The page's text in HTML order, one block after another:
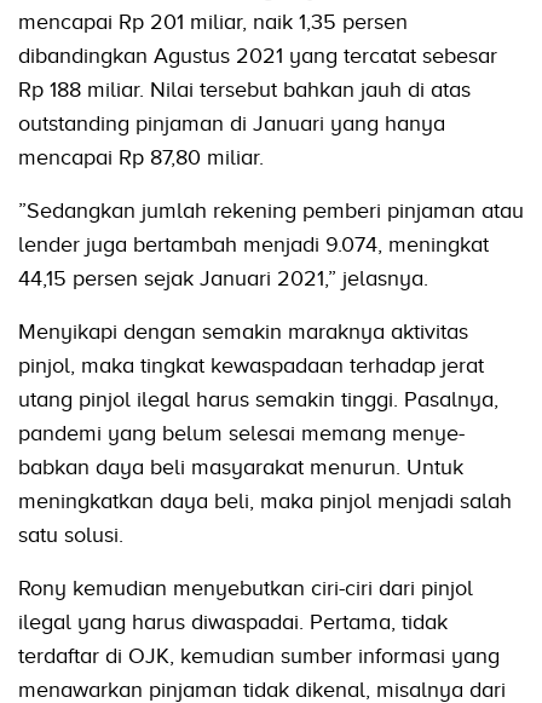
mencapai Rp 201 miliar, naik 1,35 persen
dibandingkan Agustus 2021 yang tercatat sebesar
Rp 188 miliar. Nilai tersebut bah­kan jauh di atas
outstanding pinjaman di Januari yang hanya
mencapai Rp 87,80 miliar.
”Sedangkan jumlah rekening pemberi pinjaman atau
lender juga bertambah menjadi 9.074, meningkat
44,15 persen sejak Januari 2021,” jelasnya.
Menyikapi dengan semakin maraknya aktivitas
pinjol, maka tingkat kewaspadaan terhadap jerat
utang pinjol ilegal harus semakin tinggi. Pasalnya,
pandemi yang belum selesai memang menye-
babkan daya beli masyarakat menurun. Untuk
meningkatkan daya beli, maka pinjol menjadi salah
satu solusi.
Rony kemudian menyebutkan ciri-ciri dari pinjol
ilegal yang harus diwaspadai. Pertama, tidak
terdaftar di OJK, kemudian sumber informasi yang
menawarkan pinjaman tidak dikenal, misalnya dari